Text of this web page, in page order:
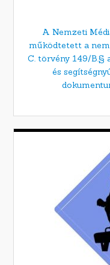
A Nemzeti
működtetett a
C. törvény 149/B.§
és